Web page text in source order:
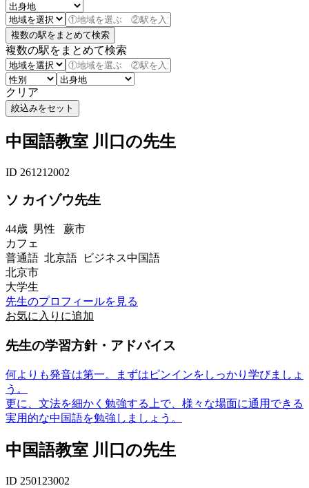
複数の駅をまとめて検索
クリア
中国語教室 川口の先生
ID 261212002
ソ カイゾウ先生
44歳 男性 蕨市
カフェ
普通語 北京語 ビジネス中国語
北京市
大学生
先生のプロフィールを見る
お気に入りに追加
先生の学習方針・アドバイス
何よりも発音は第一。まずはピンインをしっかり学びましょ
う。
更に、文法を細かく勉強する上で、様々な場面に通用できる
実用的な中国語を勉強しましょう。
中国語教室 川口の先生
ID 250123002